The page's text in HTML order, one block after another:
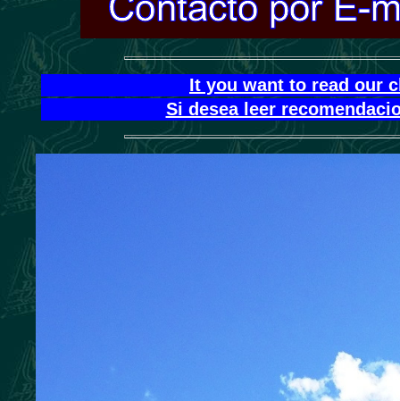
It you want to read our
Si desea leer